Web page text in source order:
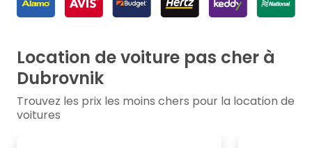
Location de voiture pas cher à
Dubrovnik
Trouvez les prix les moins chers pour la location de
voitures